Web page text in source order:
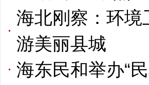
海北刚察：环境
游美丽县城
海东民和举办“